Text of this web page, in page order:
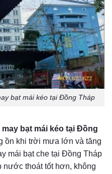
bạt mái kéo tại Đồng Tháp
may bạt mái kéo tại Đồng
ồn khi trời mưa lớn và tăng
mái bạt che tại Đồng Tháp
nước thoát tốt hơn, không